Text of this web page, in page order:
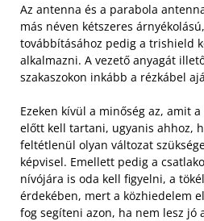
Az antenna és a parabola
más néven kétszeres
továbbításához pedig a trishield
alkalmazni. A vezető anyagát
szakaszokon inkább a rézkábel
Ezeken kívül a minőség az, amit
előtt kell tartani, ugyanis ahhoz,
feltétlenül olyan változat
képvisel. Emellett pedig a
nívójára is oda kell figyelni, a
érdekében, mert a közhiedelem
fog segíteni azon, ha nem lesz jó